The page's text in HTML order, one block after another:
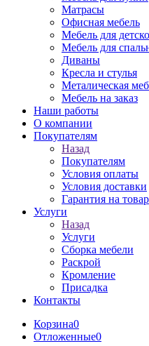
Матрасы
Офисная мебель
Мебель для
Мебель для
Диваны
Кресла и стулья
Металическая
Мебель на заказ
Наши работы
О компании
Покупателям
Назад
Покупателям
Условия оплаты
Условия доставки
Гарантия на товар
Услуги
Назад
Услуги
Сборка мебели
Раскрой
Кромление
Присадка
Контакты
Корзина0
Отложенные0